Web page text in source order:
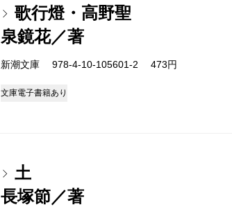
歌行燈・高野聖
泉鏡花／著
新潮文庫 978-4-10-105601-2 473円
文庫電子書籍あり
土
長塚節／著